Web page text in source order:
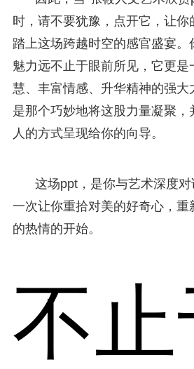
时，请不要犹豫，点开它，让你
踏上这场跨越时空的感官盛宴。
魅力远不止于眼前所见，它更是
慧、丰富情感、升华精神的强大
是那个巧妙地将这股力量凝聚，
人的方式呈现给你的向导。
这场ppt，是你与艺术深度
一次让你重拾对美的好奇心，重
的热情的开始。
不